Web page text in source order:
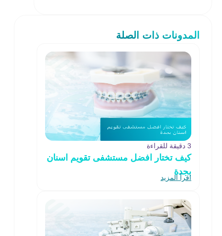
المدونات ذات الصلة
3 دقيقة للقراءة
كيف تختار افضل مستشفى تقويم اسنان
بجدة
اقرأ المزيد